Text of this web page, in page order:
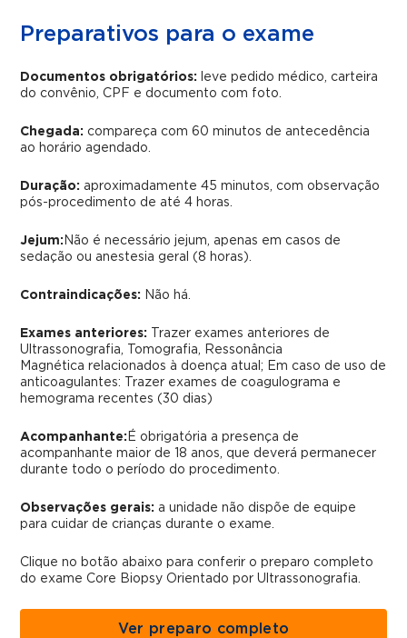
Preparativos para o exame
Documentos obrigatórios:
leve pedido médico, carteira
do convênio, CPF e documento com foto.
Chegada: compareça com 60 minutos de antecedência
ao horário agendado.
Duração: aproximadamente 45 minutos, com observação
pós-procedimento de até 4 horas.
Jejum: Não é necessário jejum, apenas em casos de
sedação ou anestesia geral (8 horas).
Contraindicações: Não há.
Exames anteriores:
Trazer exames anteriores de
Ultrassonografia, Tomografia, Ressonância
Magnética relacionados à doença atual; Em caso de uso de
anticoagulantes: Trazer exames de coagulograma e
hemograma recentes (30 dias)
Acompanhante: É obrigatória a presença de
acompanhante maior de 18 anos, que deverá permanecer
durante todo o período do procedimento.
Observações gerais: a unidade não dispõe de equipe
para cuidar de crianças durante o exame.
Clique no botão abaixo para conferir o preparo completo
do exameCore Biopsy Orientado por Ultrassonografia.
Ver preparo completo